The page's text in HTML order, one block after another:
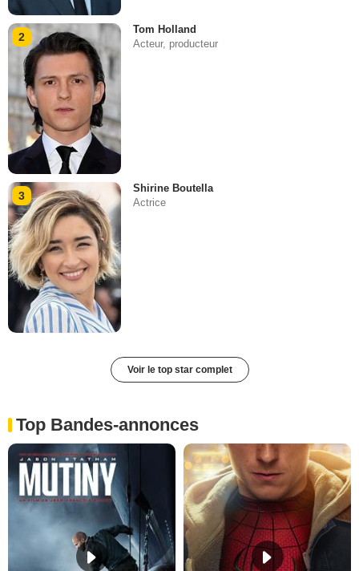
2
Tom Holland
Acteur, producteur
3
Shirine Boutella
Actrice
Voir le top star complet
Top Bandes-annonces